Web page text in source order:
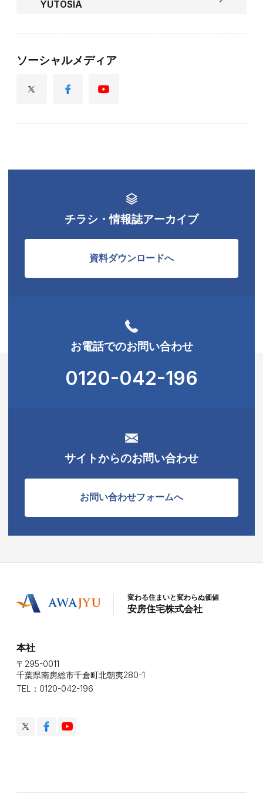
YUTOSIA
ソーシャルメディア
チラシ・情報誌アーカイブ
資料ダウンロードへ
お電話でのお問い合わせ
0120-042-196
サイトからのお問い合わせ
お問い合わせフォームへ
変わる住まいと変わらぬ価値
安房住宅株式会社
本社
〒295-0011
千葉県南房総市千倉町北朝夷280-1
TEL：0120-042-196